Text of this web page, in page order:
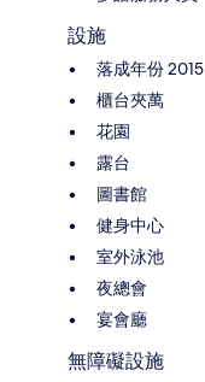
設施
落成年份 2015
櫃台夾萬
花園
露台
圖書館
健身中心
室外泳池
夜總會
宴會廳
無障礙設施